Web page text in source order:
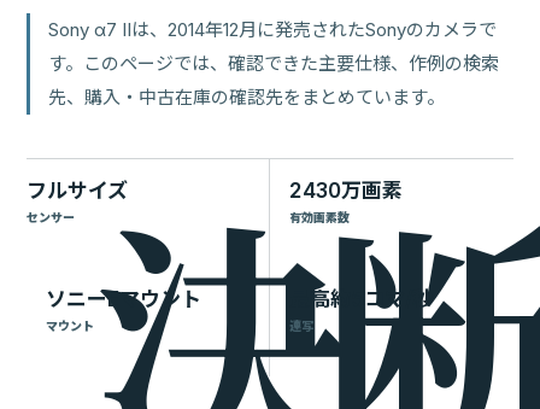
Sony α7 IIは、2014年12月に発売されたSonyのカメラで
す。このページでは、確認できた主要仕様、作例の検索
先、購入・中古在庫の確認先をまとめています。
フルサイズ
センサー
2430万画素
有効画素数
ソニーEマウント
マウント
最高約5コマ/秒
連写